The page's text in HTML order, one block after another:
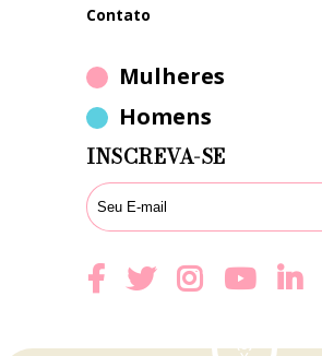
contato
Mulheres
Homens
INSCREVA-SE